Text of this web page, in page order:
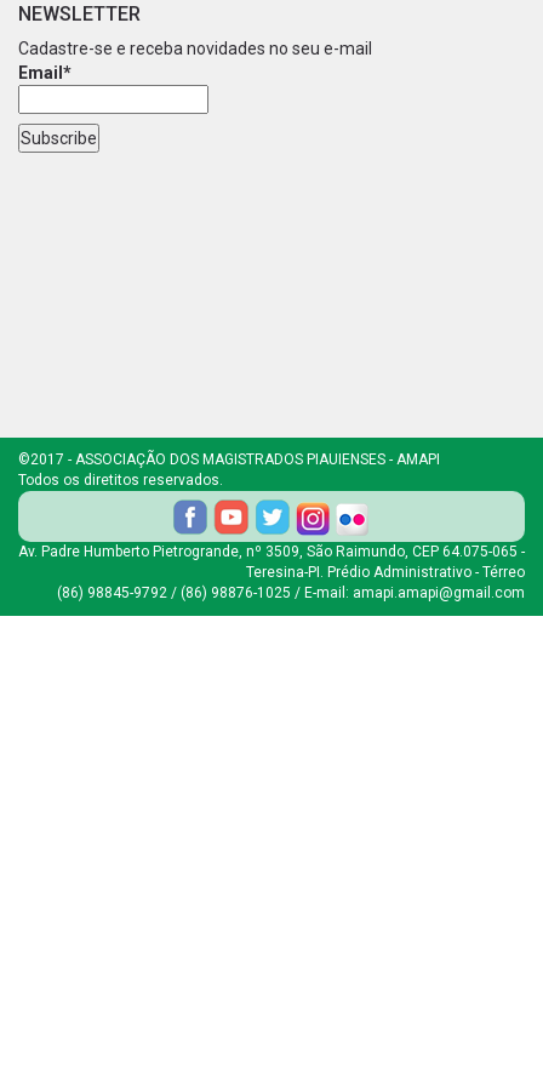
NEWSLETTER
Cadastre-se e receba novidades no seu e-mail
Email*
©2017 - ASSOCIAÇÃO DOS MAGISTRADOS PIAUIENSES - AMAPI
Todos os diretitos reservados.
Av. Padre Humberto Pietrogrande, nº 3509, São Raimundo, CEP 64.075-065 -
Teresina-PI. Prédio Administrativo - Térreo
(86) 98845-9792 / (86) 98876-1025 / E-mail: amapi.amapi@gmail.com